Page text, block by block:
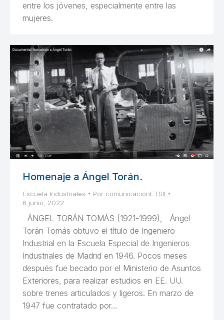
entre los jóvenes, especialmente entre las
mujeres.
Homenaje a Ángel Torán.
Escuela Industriales Por comunicacionETSII
6 junio, 2022
ÁNGEL TORÁN TOMÁS (1921-1999), Ángel
Torán Tomás obtuvo el título de Ingeniero
Industrial en la Escuela Especial de Ingenieros
Industriales de Madrid en 1946. Pocos meses
después fue becado por el Ministerio de Asuntos
Exteriores, para realizar estudios en EE. UU.
sobre trenes articulados y ligeros. En marzo de
1947 fue contratado por…